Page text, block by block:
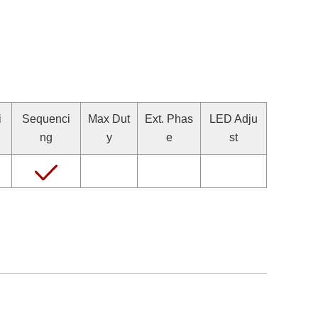
Sequenci
ng
Max Dut
y
Ext. Phas
e
LED Adju
st